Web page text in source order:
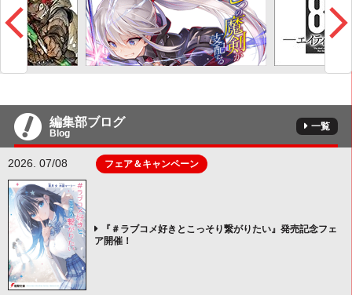
編集部ブログ
Blog
一覧
2026. 07/08 フェア＆キャンペーン
『＃ラブコメ好きとこっそり繋がりたい』発売記念フェ
ア開催！